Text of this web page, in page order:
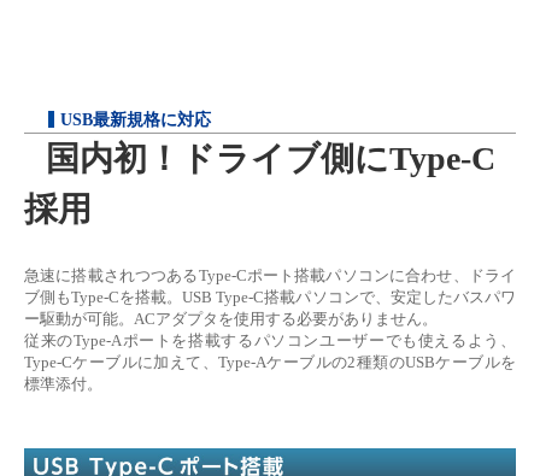
USB最新規格に対応
国内初！ドライブ側にType-C
採用
急速に搭載されつつあるType-Cポート搭載パソコンに合わせ、ドライ
ブ側もType-Cを搭載。USB Type-C搭載パソコンで、安定したバスパワ
ー駆動が可能。ACアダプタを使用する必要がありません。
従来のType-Aポートを搭載するパソコンユーザーでも使えるよう、
Type-Cケーブルに加えて、Type-Aケーブルの2種類のUSBケーブルを
標準添付。